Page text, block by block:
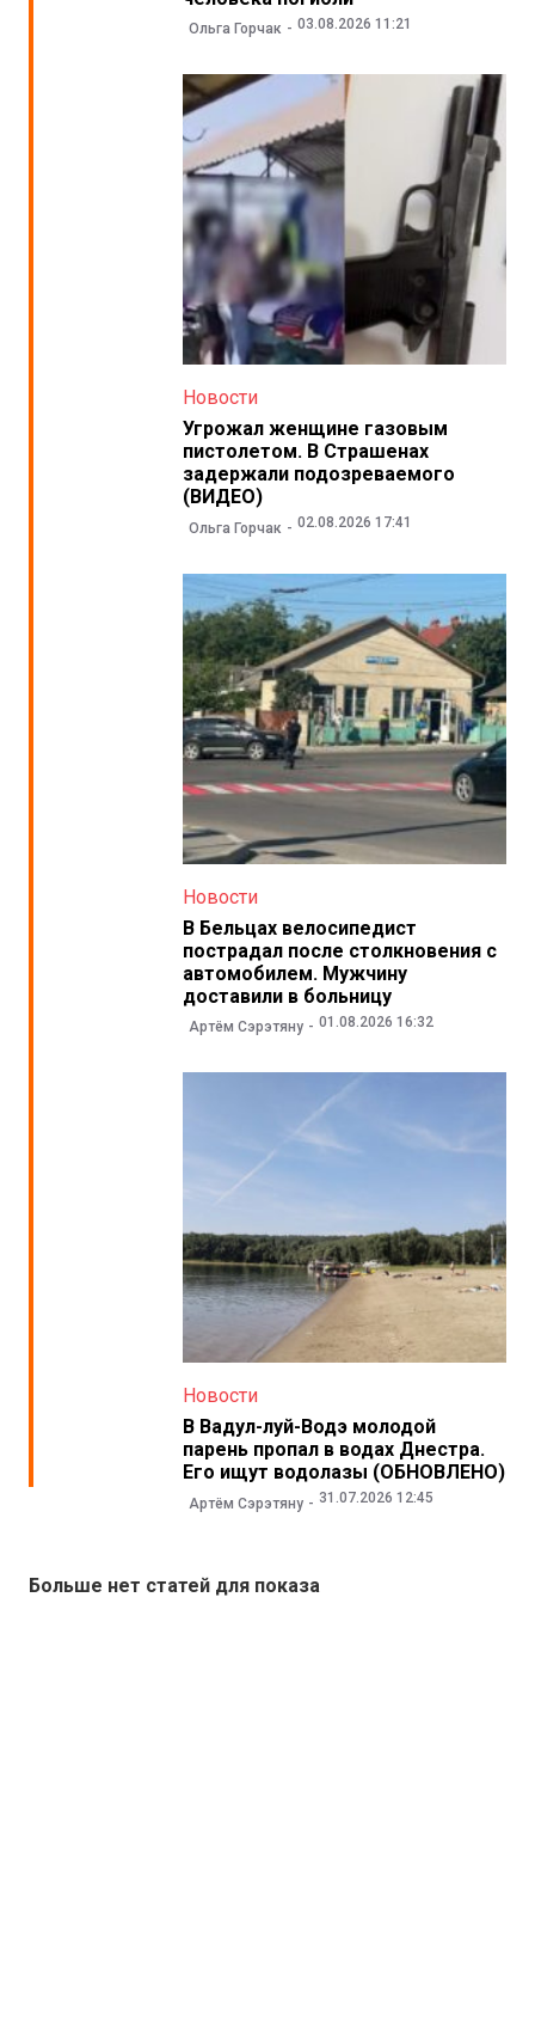
Ольга Горчак 03.08.2026 11:21
Новости
Угрожал женщине газовым
пистолетом. В Страшенах
задержали подозреваемого
(ВИДЕО)
Ольга Горчак 02.08.2026 17:41
Новости
В Бельцах велосипедист
пострадал после столкновения с
автомобилем. Мужчину
доставили в больницу
Артём Сэрэтяну 01.08.2026 16:32
Новости
В Вадул-луй-Водэ молодой
парень пропал в водах Днестра.
Его ищут водолазы (ОБНОВЛЕНО)
Артём Сэрэтяну 31.07.2026 12:45
Больше нет статей для показа